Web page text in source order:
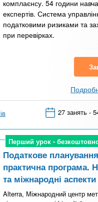
комплаєнсу. 54 години
експертів. Система
податковими ризиками та
при перевірках.
27 занять -
Перший урок -
Перший урок -
Податкове
практична програма.
та міжнародні аспекти
Alterra, Міжнародний центр